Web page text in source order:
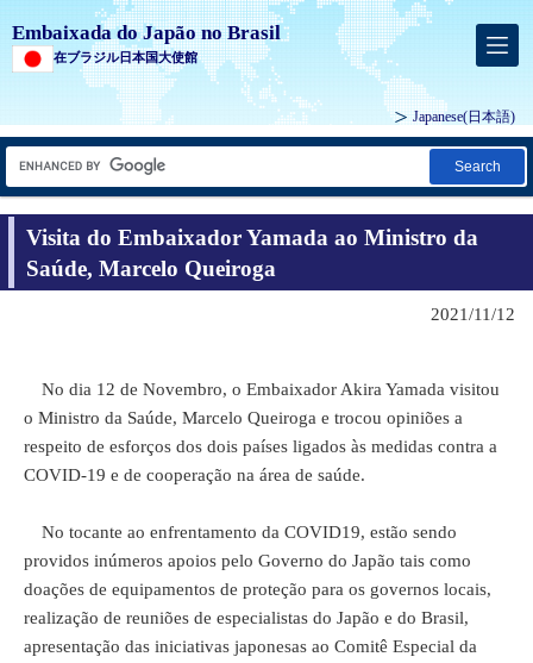
Embaixada do Japão no Brasil
在ブラジル日本国大使館
Japanese(日本語)
Search
Visita do Embaixador Yamada ao Ministro da
Saúde, Marcelo Queiroga
2021/11/12
No dia 12 de Novembro, o Embaixador Akira Yamada visitou
o Ministro da Saúde, Marcelo Queiroga e trocou opiniões a
respeito de esforços dos dois países ligados às medidas contra a
COVID-19 e de cooperação na área de saúde.
No tocante ao enfrentamento da COVID19, estão sendo
providos inúmeros apoios pelo Governo do Japão tais como
doações de equipamentos de proteção para os governos locais,
realização de reuniões de especialistas do Japão e do Brasil,
apresentação das iniciativas japonesas ao Comitê Especial da